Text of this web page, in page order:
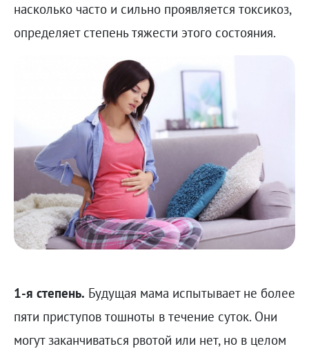
насколько часто и сильно проявляется токсикоз,
определяет степень тяжести этого состояния.
1-я степень. Будущая мама испытывает не более
пяти приступов тошноты в течение суток. Они
могут заканчиваться рвотой или нет, но в целом